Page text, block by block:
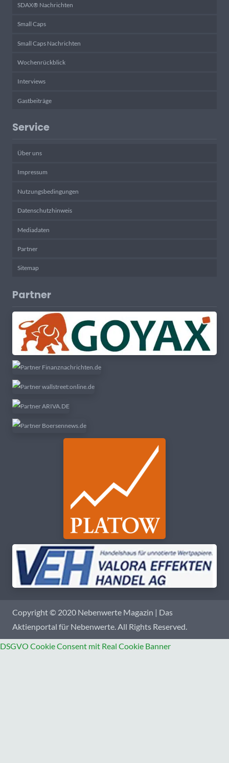
SDAX® Nachrichten
Small Caps
Small Caps Nachrichten
Wochenrückblick
Interviews
Gastbeiträge
Service
Über uns
Impressum
Nutzungsbedingungen
Datenschutzhinweis
Mediadaten
Partner
Sitemap
Partner
Copyright © 2020 Nebenwerte Magazin | Das
Aktienportal für Nebenwerte. All Rights Reserved.
DSGVO Cookie Consent mit Real Cookie Banner